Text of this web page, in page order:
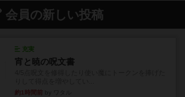
会員の新しい投稿
充実
宵と暁の呪文書
約1時間前